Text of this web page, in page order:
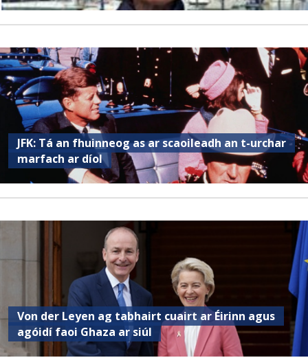
JFK: Tá an fhuinneog as ar scaoileadh an t-urchar
marfach ar díol
Von der Leyen ag tabhairt cuairt ar Éirinn agus
agóidí faoi Ghaza ar siúl